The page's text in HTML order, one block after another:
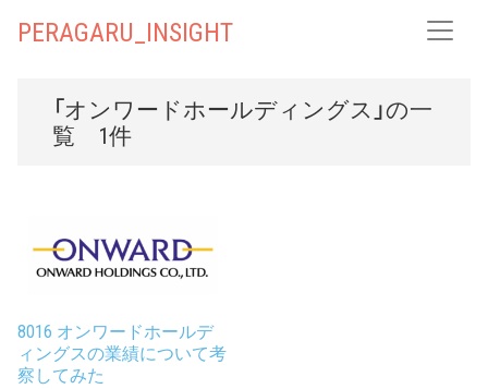
PERAGARU_INSIGHT
「オンワードホールディングス」の一
覧 1件
8016 オンワードホールデ
ィングスの業績について考
察してみた